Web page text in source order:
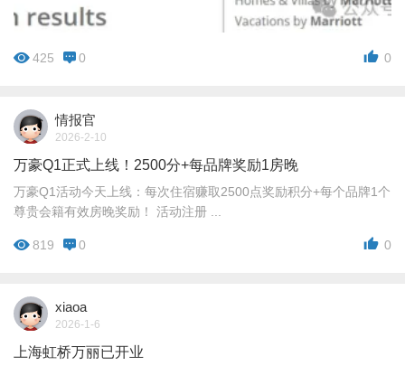
425 0 0
情报官
2026-2-10
万豪Q1正式上线！2500分+每品牌奖励1房晚
万豪Q1活动今天上线：每次住宿赚取2500点奖励积分+每个品牌1个
尊贵会籍有效房晚奖励！ 活动注册 ...
819 0 0
xiaoa
2026-1-6
上海虹桥万丽已开业